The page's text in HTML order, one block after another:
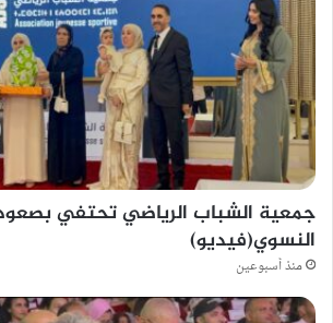
جمعية الشباب الرياضي تحتفي
النسوي(فيديو)
منذ أسبوعين